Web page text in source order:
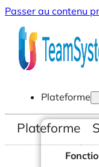
Passer au contenu
Plateforme
Plateforme